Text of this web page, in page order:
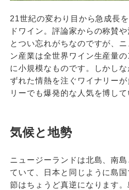
21世紀の変わり目から急成長
ドワイン。評論家からの称賛
とつい忘れがちなのですが、
ン産業は全世界ワイン生産量
に小規模なものです。しかし
ずれた情熱を注ぐワイナリー
リーでも爆発的な人気を博して
気候と地勢
ニュージーランドは北島、南
ていて、日本と同じように島
節はちょうど真逆になります